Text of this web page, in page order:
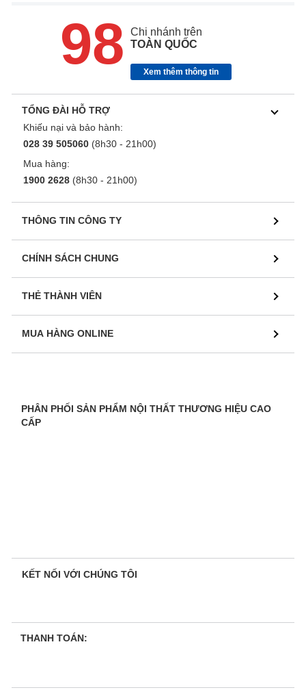
98
Chi nhánh trên
TOÀN QUỐC
Xem thêm thông tin
TỔNG ĐÀI HỖ TRỢ
Khiếu nại và bảo hành:
028 39 505060 (8h30 - 21h00)
Mua hàng:
1900 2628 (8h30 - 21h00)
THÔNG TIN CÔNG TY
CHÍNH SÁCH CHUNG
THẺ THÀNH VIÊN
MUA HÀNG ONLINE
PHÂN PHỐI SẢN PHẨM NỘI THẤT THƯƠNG HIỆU CAO
CẤP
KẾT NỐI VỚI CHÚNG TÔI
THANH TOÁN: